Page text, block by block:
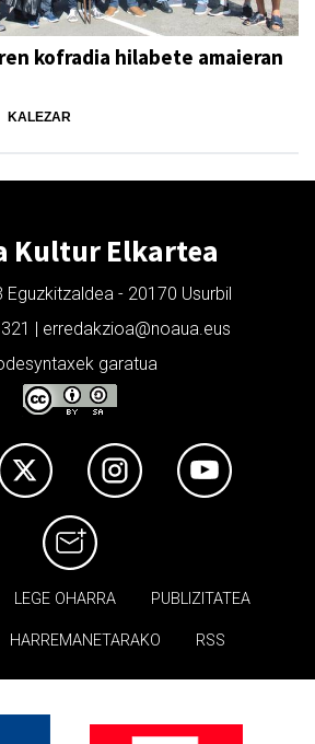
kofradia hilabete amaieran
KALEZAR
Kultur Elkartea
Eguzkitzaldea - 20170 Usurbil
| erredakzioa@noaua.eus
garatua
LEGE OHARRA PUBLIZITATEA
HARREMANETARAKO RSS